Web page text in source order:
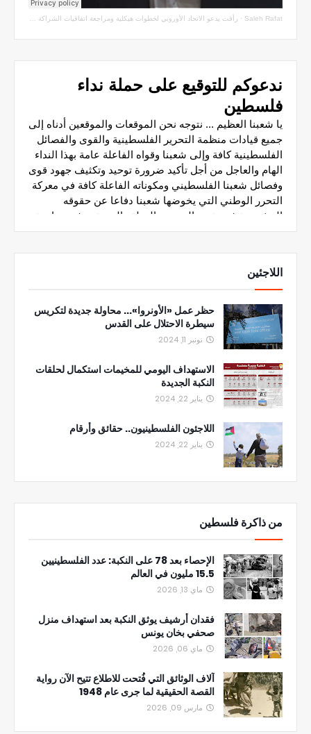
Saleh Rafat
· رأفت يدعو الاتحاد الأوروبي لخطوات هيكلية ومراجعة اتفاقيات الشراكة مع سلطة الاحتلال
اللاجئين
حظر عمل «الأونروا»... محاولة جديدة لتكريس
سيطرة الاحتلال على القدس
نونبر 11, 2024
الاستهداف اليومي للمخيمات استكمال لحلقات
النكبة الجديدة
يناير 22, 2024
اللاجئون الفلسطينيون.. حقائق وأرقام
يناير 22, 2024
من ذاكرة فلسطين
الإحصاء بعد 78 على النكبة: عدد الفلسطينيين
15.5 مليون في العالم
ماي 13, 2026
فقدان أرشيف يوثق النكبة بعد استهداف منزل
صحفي بخان يونس
ماي 06, 2026
آلاف الوثائق التي فُتحت للاطلاع تتيح الآن رواية
القصة الحقيقية لما جرى عام 1948
مارس 09, 2026